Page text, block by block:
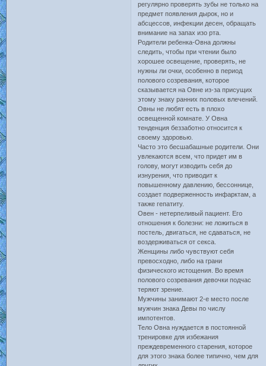
регулярно проверять зубы не только на
предмет появления дырок, но и
абсцессов, инфекции десен, обращать
внимание на запах изо рта.
Родители ребенка-Овна должны
следить, чтобы при чтении было
хорошее освещение, проверять, не
нужны ли очки, особенно в период
полового созревания, которое
сказывается на Овне из-за присущих
этому знаку ранних половых влечений.
Овны не любят есть в плохо
освещенной комнате. У Овна
тенденция беззаботно относится к
своему здоровью.
Часто это бесшабашные родители. Они
увлекаются всем, что придет им в
голову, могут изводить себя до
изнурения, что приводит к
повышенному давлению, бессоннице,
создает подверженность инфарктам, а
также гепатиту.
Овен - нетерпеливый пациент. Его
отношения к болезни: не ложиться в
постель, двигаться, не сдаваться, не
воздерживаться от секса.
Женщины либо чувствуют себя
превосходно, либо на грани
физического истощения. Во время
полового созревания девочки подчас
теряют зрение.
Мужчины занимают 2-е место после
мужчин знака Девы по числу
импотентов.
Тело Овна нуждается в постоянной
тренировке для избежания
преждевременного старения, которое
для этого знака более типично, чем для